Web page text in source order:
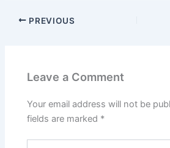
PREVIOUS
Leave a Comment
Your email address will not be
fields are marked *